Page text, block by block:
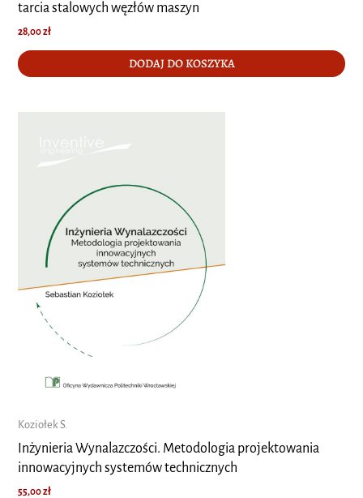
tarcia stalowych węzłów maszyn
28,00zł
DODAJ DO KOSZYKA
Koziołek S.
Inżynieria Wynalazczości. Metodologia projektowania
innowacyjnych systemów technicznych
55,00zł